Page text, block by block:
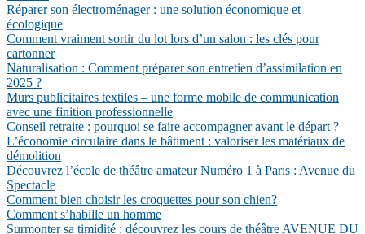
Réparer son électroménager : une solution économique et
écologique
Comment vraiment sortir du lot lors d’un salon : les clés pour
cartonner
Naturalisation : Comment préparer son entretien d’assimilation en
2025 ?
Murs publicitaires textiles – une forme mobile de communication
avec une finition professionnelle
Conseil retraite : pourquoi se faire accompagner avant le départ ?
L’économie circulaire dans le bâtiment : valoriser les matériaux de
démolition
Découvrez l’école de théâtre amateur Numéro 1 à Paris : Avenue du
Spectacle
Comment bien choisir les croquettes pour son chien?
Comment s’habille un homme
Surmonter sa timidité : découvrez les cours de théâtre AVENUE DU